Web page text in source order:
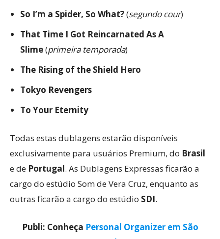
So I’m a Spider, So What?(segundo cour)
That Time I Got Reincarnated As A
Slime(primeira temporada)
The Rising of the Shield Hero
Tokyo Revengers
To Your Eternity
Todas estas dublagens estarão disponíveis
exclusivamente para usuários Premium, do Brasil
e de Portugal. As Dublagens Expressas ficarão a
cargo do estúdio Som de Vera Cruz, enquanto as
outras ficarão a cargo do estúdio SDI.
Publi: Conheça Personal Organizer em São